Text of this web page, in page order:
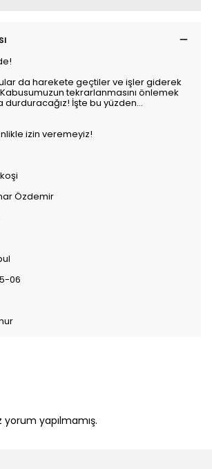
da harekete geçtiler ve işler giderek
tekrarlanmasını önlemek
durduracağız! İşte bu yüzden...
izin veremeyiz!
Özdemir
06
yapılmamış.